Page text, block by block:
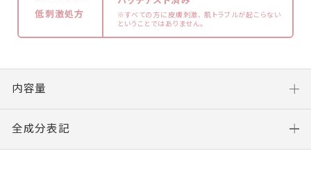
低刺激処方
※すべての方に皮膚刺激、 肌トラブルが起こらない
ということではありません。
内容量
全成分表記